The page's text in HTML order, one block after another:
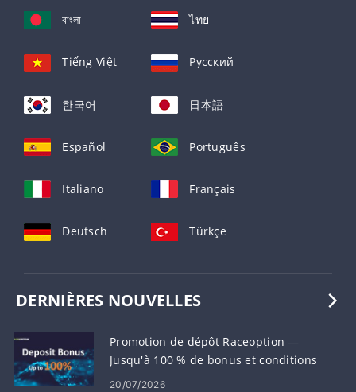
বাংলা ไทย
Tiếng Việt Русский
한국어 日本語
Español Português
Italiano Français
Deutsch Türkçe
DERNIÈRES NOUVELLES
Promotion de dépôt Raceoption —
Jusqu'à 100 % de bonus et conditions
20/07/2026